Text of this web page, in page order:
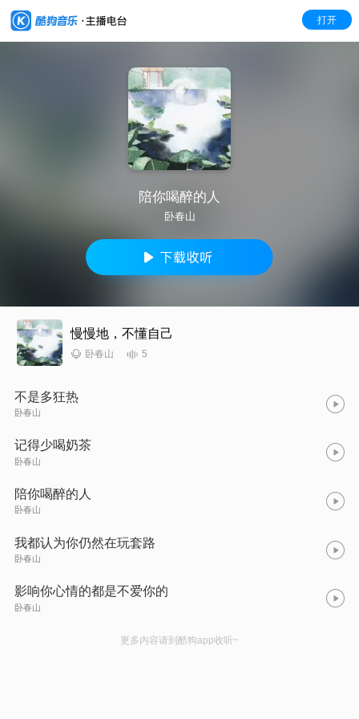
打开
陪你喝醉的人
卧春山
慢慢地，不懂自己
卧春山 5
不是多狂热
卧春山
记得少喝奶茶
卧春山
陪你喝醉的人
卧春山
我都认为你仍然在玩套路
卧春山
影响你心情的都是不爱你的
卧春山
更多内容请到酷狗app收听~